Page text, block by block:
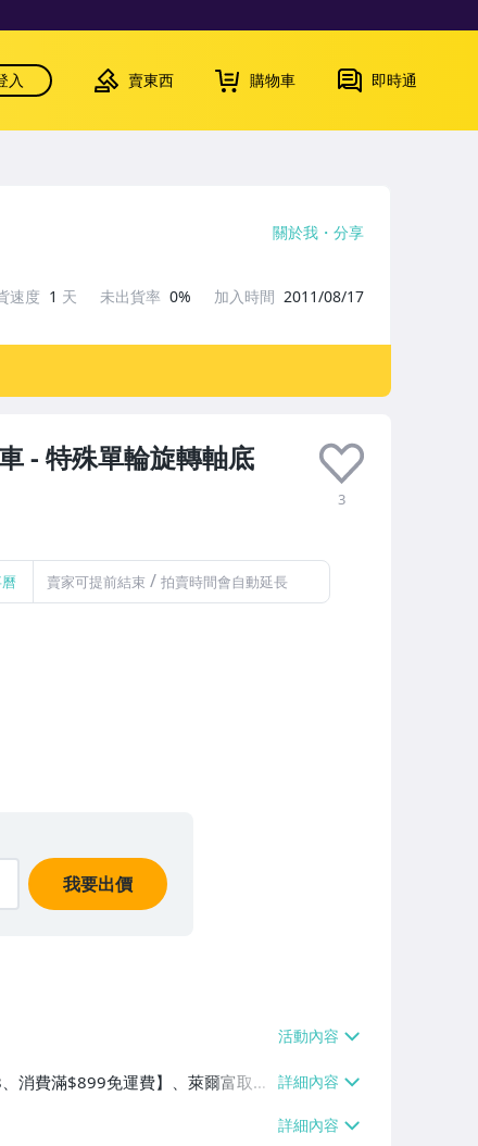
入 賣東西 購物車 即時通
- 特殊單輪旋轉軸底
3
賣家可提前結束 / 拍賣時間會自動延長
我要出價
消費滿$899免運費】、萊爾富取貨
運費】、郵局掛號【單件運費$7
關於我 分享
速度 1 天 未出貨率 0% 加入時間 2011/08/17